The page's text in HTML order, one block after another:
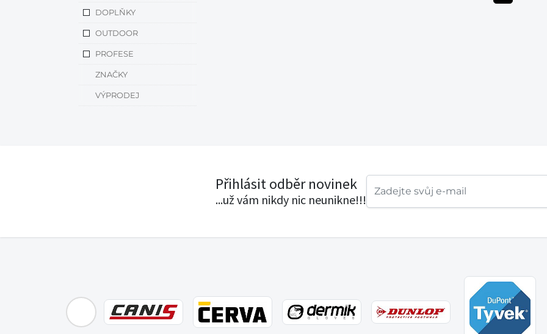
DOPLŇKY
OUTDOOR
PROFESE
ZNAČKY
VÝPRODEJ
Přihlásit odběr novinek
...už vám nikdy nic neunikne!!!